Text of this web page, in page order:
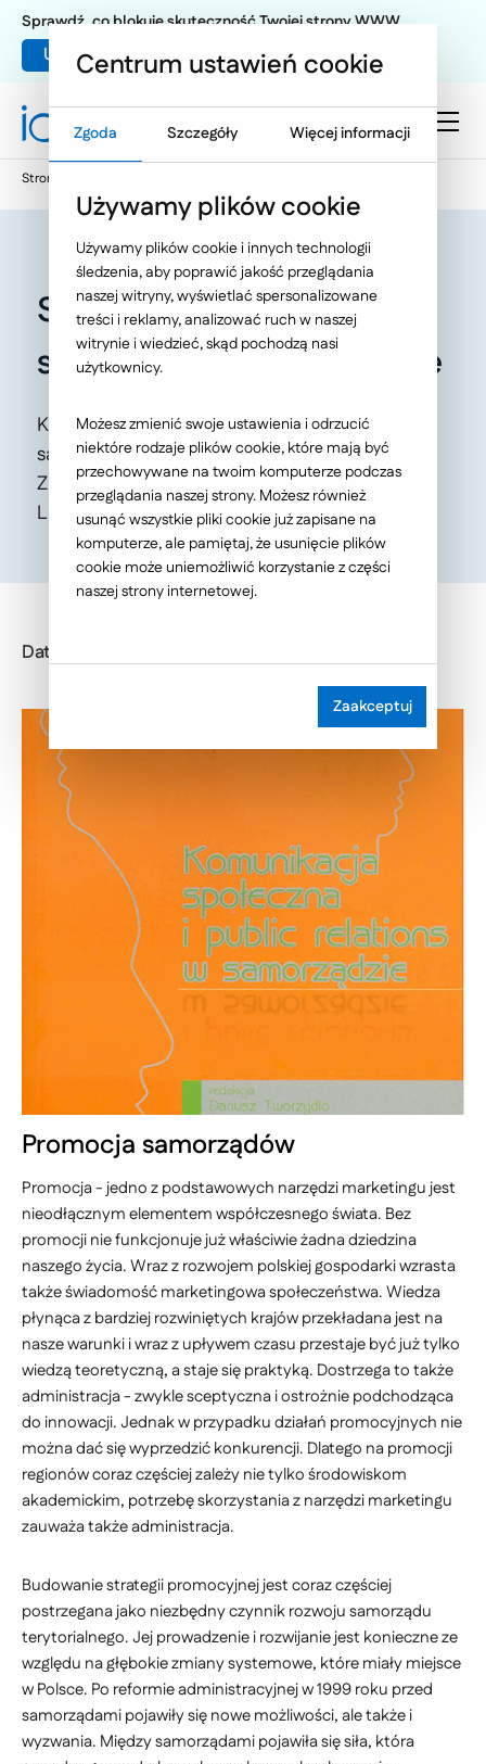
Umów warsztat UX
Sprawdź, co blokuje skuteczność Twojej strony WWW
Strona główna
Strategia promocji
samorządów w Internecie
Komunikacja społeczna i public relations w
samorządzie pod red. Dariusza Tworzydło i
Zbigniewa Chmielewskiego. Autor: Marcin
Lipiec.
Data publikacji: 2008-11-21
Promocja samorządów
Promocja - jedno z podstawowych narzędzi marketingu jest
nieodłącznym elementem współczesnego świata. Bez
promocji nie funkcjonuje już właściwie żadna dziedzina
naszego życia. Wraz z rozwojem polskiej gospodarki wzrasta
także świadomość marketingowa społeczeństwa. Wiedza
płynąca z bardziej rozwiniętych krajów przekładana jest na
nasze warunki i wraz z upływem czasu przestaje być już tylko
wiedzą teoretyczną, a staje się praktyką. Dostrzega to także
administracja - zwykle sceptyczna i ostrożnie podchodząca
do innowacji. Jednak w przypadku działań promocyjnych nie
można dać się wyprzedzić konkurencji. Dlatego na promocji
regionów coraz częściej zależy nie tylko środowiskom
akademickim, potrzebę skorzystania z narzędzi marketingu
zauważa także administracja.
Budowanie strategii promocyjnej jest coraz częściej
postrzegana jako niezbędny czynnik rozwoju samorządu
terytorialnego. Jej prowadzenie i rozwijanie jest konieczne ze
względu na głębokie zmiany systemowe, które miały miejsce
w Polsce. Po reformie administracyjnej w 1999 roku przed
samorządami pojawiły się nowe możliwości, ale także i
wyzwania. Między samorządami pojawiła się siła, która
Centrum ustawień cookie
Zgoda Szczegóły Więcej informacji
Używamy plików cookie
Używamy plików cookie i innych technologii
śledzenia, aby poprawić jakość przeglądania
naszej witryny, wyświetlać spersonalizowane
treści i reklamy, analizować ruch w naszej
witrynie i wiedzieć, skąd pochodzą nasi
użytkownicy.
Możesz zmienić swoje ustawienia i odrzucić
niektóre rodzaje plików cookie, które mają być
przechowywane na twoim komputerze podczas
przeglądania naszej strony. Możesz również
usunąć wszystkie pliki cookie już zapisane na
komputerze, ale pamiętaj, że usunięcie plików
cookie może uniemożliwić korzystanie z części
naszej strony internetowej.
Zaakceptuj